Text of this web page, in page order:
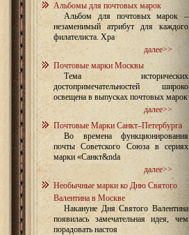
Альбомы для почтовых марок
Альбом для почтовых марок –
незаменимый атрибут для каждого
филателиста. Хра
далее>>
Почтовые марки Москвы
Тема исторических
достопримечательностей широко
освещена в выпусках почтовых марок
далее>>
Почтовые Марки Санкт–Петербурга
Во времена функционирования
почты Советского Союза в сериях
марки «Санкт&nda
далее>>
Необычные марки ко Дню Святого
Валентина в Москве
Накануне Дня Святого Валентина
появилась замечательная идея, чем
порадовать настоя